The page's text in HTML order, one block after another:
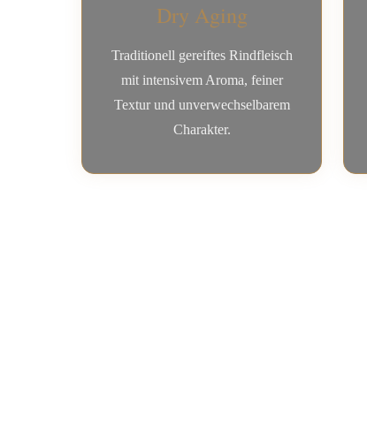
Dry Aging
Traditionell gereiftes Rindfleisch
mit intensivem Aroma, feiner
Textur und unverwechselbarem
Charakter.